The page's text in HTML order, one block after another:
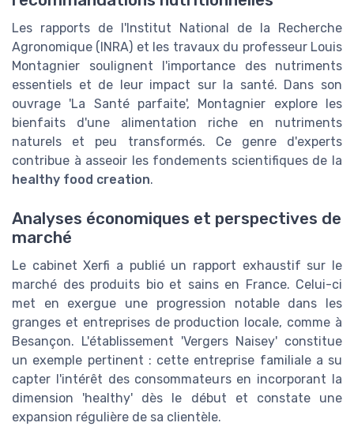
Les rapports de l'Institut National de la Recherche
Agronomique (INRA) et les travaux du professeur Louis
Montagnier soulignent l'importance des nutriments
essentiels et de leur impact sur la santé. Dans son
ouvrage 'La Santé parfaite', Montagnier explore les
bienfaits d'une alimentation riche en nutriments
naturels et peu transformés. Ce genre d'experts
contribue à asseoir les fondements scientifiques de la
healthy food creation.
Analyses économiques et perspectives de
marché
Le cabinet Xerfi a publié un rapport exhaustif sur le
marché des produits bio et sains en France. Celui-ci
met en exergue une progression notable dans les
granges et entreprises de production locale, comme à
Besançon. L'établissement 'Vergers Naisey' constitue
un exemple pertinent : cette entreprise familiale a su
capter l'intérêt des consommateurs en incorporant la
dimension 'healthy' dès le début et constate une
expansion régulière de sa clientèle.